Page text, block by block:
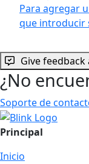
Para agregar
que introducir
Give
¿No
Soporte de
Principal
Inicio